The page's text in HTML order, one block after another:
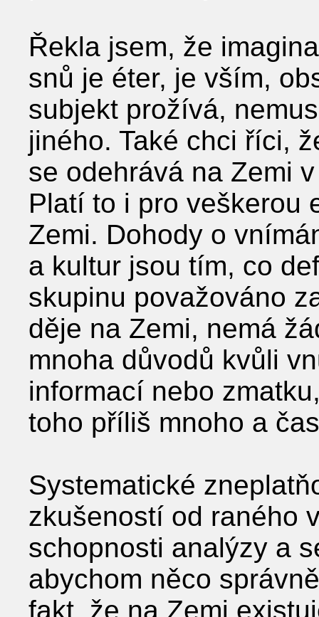
Řekla jsem, že
snů je éter, je vším,
subjekt prožívá,
jiného. Také chci říci,
se odehrává na Zemi
Platí to i pro veškerou
Zemi. Dohody o
a kultur jsou tím, co
skupinu považováno
děje na Zemi, nemá
mnoha důvodů kvůli
informací nebo
toho příliš mnoho a
Systematické
zkušeností od raného
schopnosti analýzy a
abychom něco
fakt, že na Zemi